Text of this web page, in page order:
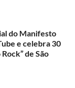
do Manifesto
e celebra 30
de São